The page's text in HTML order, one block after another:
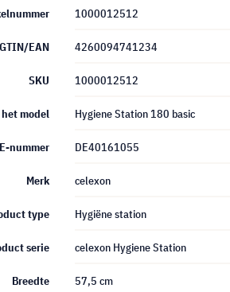
1000012512
GTIN/EAN 4260094741234
SKU 1000012512
het model Hygiene Station 180 basic
nummer DE40161055
Merk celexon
type Hygiëne station
serie celexon Hygiene Station
Breedte 57,5 cm